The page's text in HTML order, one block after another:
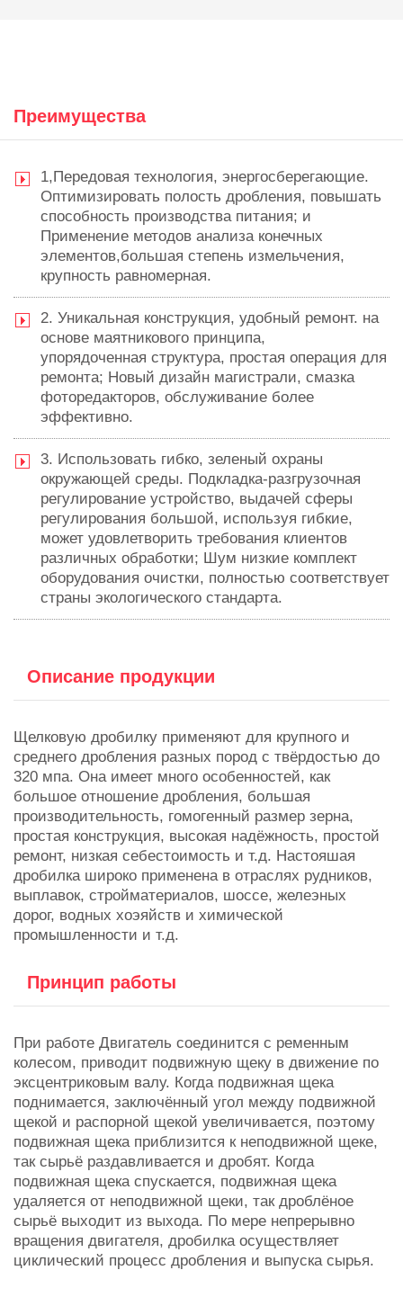
Преимущества
1,Передовая технология, энергосберегающие.
Оптимизировать полость дробления, повышать
способность производства питания; и
Применение методов анализа конечных
элементов,большая степень измельчения,
крупность равномерная.
2. Уникальная конструкция, удобный ремонт. на
основе маятникового принципа,
упорядоченная структура, простая операция для
ремонта; Новый дизайн магистрали, смазка
фоторедакторов, обслуживание более
эффективно.
3. Использовать гибко, зеленый охраны
окружающей среды. Подкладка-разгрузочная
регулирование устройство, выдачей сферы
регулирования большой, используя гибкие,
может удовлетворить требования клиентов
различных обработки; Шум низкие комплект
оборудования очистки, полностью соответствует
страны экологического стандарта.
Описание продукции
Щелковую дробилку применяют для крупного и
среднего дробления разных пород с твёрдостью до
320 мпа. Она имеет много особенностей, как
большое отношение дробления, большая
производительность, гомогенный размер зерна,
простая конструкция, высокая надёжность, простой
ремонт, низкая себестоимость и т.д. Настояшая
дробилка широко применена в отраслях рудников,
выплавок, стройматериалов, шоссе, желеэных
дорог, водных хоэяйств и химической
промышленности и т.д.
Принцип работы
При работе Двигатель соединится с ременным
колесом, приводит подвижную щеку в движение по
эксцентриковым валу. Когда подвижная щека
поднимается, заключённый угол между подвижной
щекой и распорной щекой увеличивается, поэтому
подвижная щека приблизится к неподвижной щеке,
так сырьё раздавливается и дробят. Когда
подвижная щека спускается, подвижная щека
удаляется от неподвижной щеки, так дроблёное
сырьё выходит из выхода. По мере непрерывно
вращения двигателя, дробилка осуществляет
циклический процесс дробления и выпуска сырья.